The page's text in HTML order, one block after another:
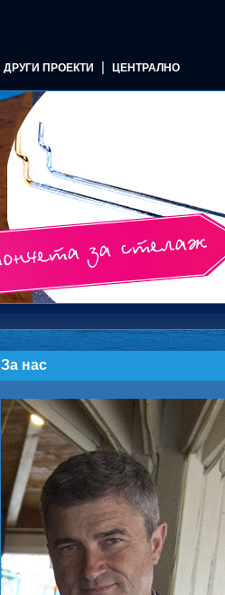
ДРУГИ ПРОЕКТИ |
ЦЕНТРАЛНО
За нас